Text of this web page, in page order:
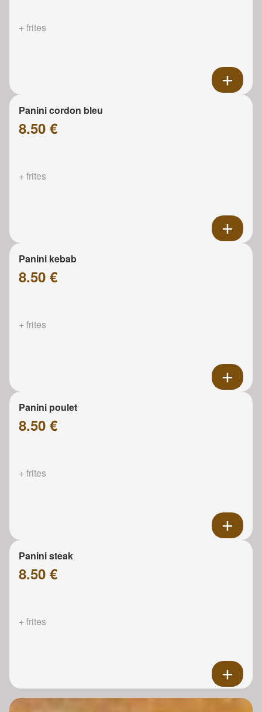
+ frites
Panini cordon bleu
8.50 €
+ frites
Panini kebab
8.50 €
+ frites
Panini poulet
8.50 €
+ frites
Panini steak
8.50 €
+ frites